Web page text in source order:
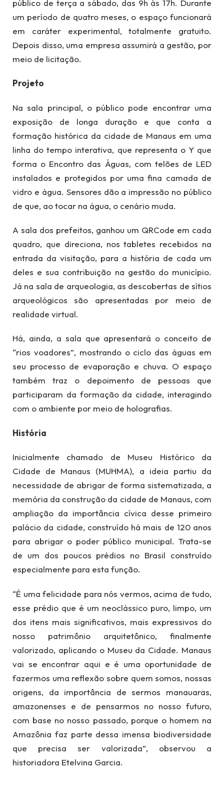
público de terça a sábado, das 9h às 17h. Durante
um período de quatro meses, o espaço funcionará
em caráter experimental, totalmente gratuito.
Depois disso, uma empresa assumirá a gestão, por
meio de licitação.
Projeto
Na sala principal, o público pode encontrar uma
exposição de longa duração e que conta a
formação histórica da cidade de Manaus em uma
linha do tempo interativa, que representa o Y que
forma o Encontro das Águas, com telões de LED
instalados e protegidos por uma fina camada de
vidro e água. Sensores dão a impressão no público
de que, ao tocar na água, o cenário muda.
A sala dos prefeitos, ganhou um QRCode em cada
quadro, que direciona, nos tabletes recebidos na
entrada da visitação, para a história de cada um
deles e sua contribuição na gestão do município.
Já na sala de arqueologia, as descobertas de sítios
arqueológicos são apresentadas por meio de
realidade virtual.
Há, ainda, a sala que apresentará o conceito de
“rios voadores”, mostrando o ciclo das águas em
seu processo de evaporação e chuva. O espaço
também traz o depoimento de pessoas que
participaram da formação da cidade, interagindo
com o ambiente por meio de holografias.
História
Inicialmente chamado de Museu Histórico da
Cidade de Manaus (MUHMA), a ideia partiu da
necessidade de abrigar de forma sistematizada, a
memória da construção da cidade de Manaus, com
ampliação da importância cívica desse primeiro
palácio da cidade, construído há mais de 120 anos
para abrigar o poder público municipal. Trata-se
de um dos poucos prédios no Brasil construído
especialmente para esta função.
“É uma felicidade para nós vermos, acima de tudo,
esse prédio que é um neoclássico puro, limpo, um
dos itens mais significativos, mais expressivos do
nosso patrimônio arquitetônico, finalmente
valorizado, aplicando o Museu da Cidade. Manaus
vai se encontrar aqui e é uma oportunidade de
fazermos uma reflexão sobre quem somos, nossas
origens, da importância de sermos manauaras,
amazonenses e de pensarmos no nosso futuro,
com base no nosso passado, porque o homem na
Amazônia faz parte dessa imensa biodiversidade
que precisa ser valorizada”, observou a
historiadora Etelvina Garcia.